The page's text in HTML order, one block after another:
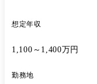
想定年収
1,100～1,400万円
勤務地